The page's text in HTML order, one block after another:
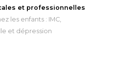
et professionnelles
les enfants : IMC,
et dépression